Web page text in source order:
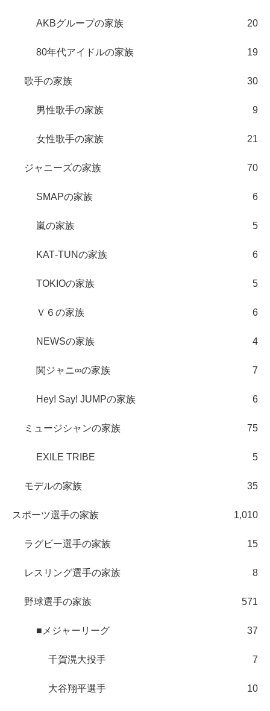
AKBグループの家族 20
80年代アイドルの家族 19
歌手の家族 30
男性歌手の家族 9
女性歌手の家族 21
ジャニーズの家族 70
SMAPの家族 6
嵐の家族 5
KAT‐TUNの家族 6
TOKIOの家族 5
Ｖ６の家族 6
NEWSの家族 4
関ジャニ∞の家族 7
Hey! Say! JUMPの家族 6
ミュージシャンの家族 75
EXILE TRIBE 5
モデルの家族 35
スポーツ選手の家族 1,010
ラグビー選手の家族 15
レスリング選手の家族 8
野球選手の家族 571
■メジャーリーグ 37
千賀滉大投手 7
大谷翔平選手 10